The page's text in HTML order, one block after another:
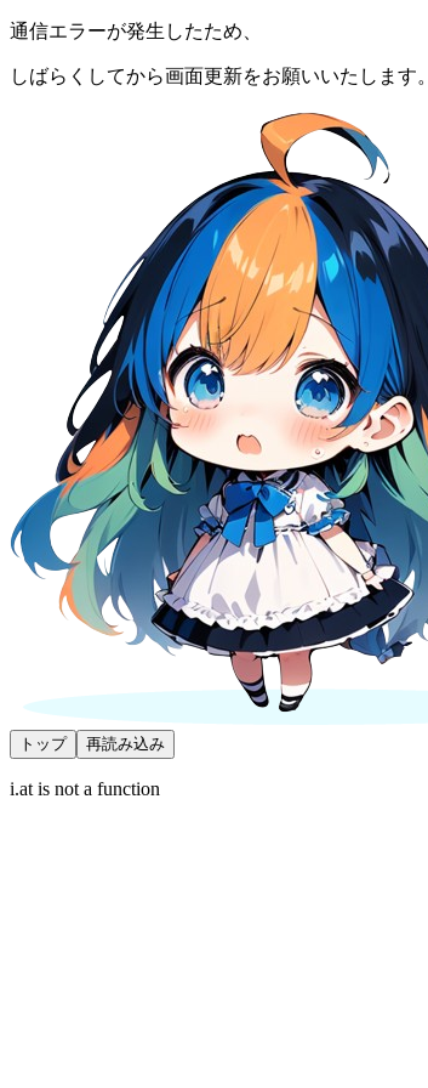
通信エラーが発生したため、
しばらくしてから画面更新をお願いいたします。
トップ 再読み込み
i.at is not a function